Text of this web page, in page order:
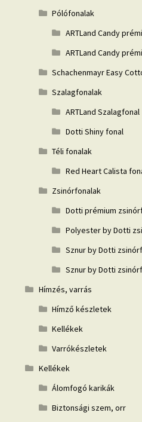
Pólófonalak
ARTLand Candy
ARTLand Candy
Schachenmayr Easy
Szalagfonalak
ARTLand Szalagfonal
Dotti Shiny fonal
Téli fonalak
Red Heart Calista
Zsinórfonalak
Dotti prémium
Polyester by Dotti
Sznur by Dotti
Sznur by Dotti
Hímzés, varrás
Hímző készletek
Kellékek
Varrókészletek
Kellékek
Álomfogó karikák
Biztonsági szem, orr